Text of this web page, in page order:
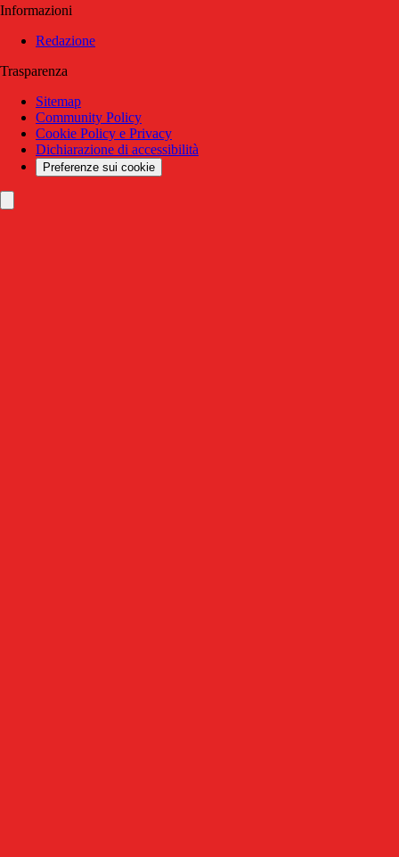
Informazioni
Redazione
Trasparenza
Sitemap
Community Policy
Cookie Policy e Privacy
Dichiarazione di accessibilità
Preferenze sui cookie